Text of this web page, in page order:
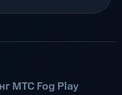
МТС Fog Play